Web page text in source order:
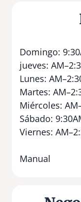
Domingo:
jueves:
Lunes:
Martes:
Miércoles:
Sábado:
Viernes:
Manual